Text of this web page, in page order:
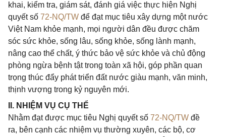
khai, kiểm tra, giám sát, đánh giá việc thực hiện Nghị
quyết số 72-NQ/TW để đạt mục tiêu xây dựng một nước
Việt Nam khỏe mạnh, mọi người dân đều được chăm
sóc sức khỏe, sống lâu, sống khỏe, sống lành mạnh,
nâng cao thể chất, ý thức bảo vệ sức khỏe và chủ động
phòng ngừa bệnh tật trong toàn xã hội, góp phần quan
trọng thúc đẩy phát triển đất nước giàu mạnh, văn minh,
thịnh vượng trong kỷ nguyên mới.
II. NHIỆM VỤ CỤ THỂ
Nhằm đạt được mục tiêu Nghị quyết số 72-NQ/TW đề
ra, bên cạnh các nhiệm vụ thường xuyên, các bộ, cơ